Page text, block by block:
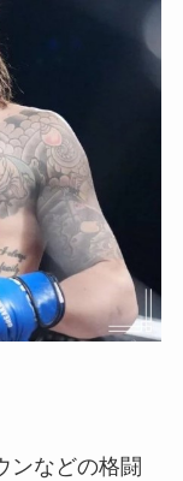
ンなどの格闘